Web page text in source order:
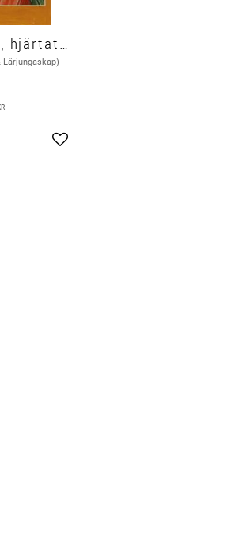
För Kristi ära, hjärtat i augsburgska bekännelsen
Lägg till i favoriter